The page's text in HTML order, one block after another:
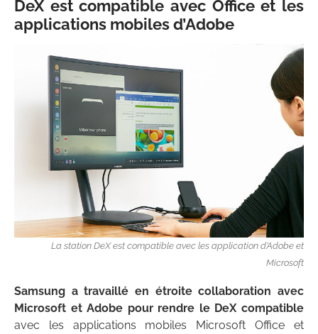
DeX est compatible avec Office et les
applications mobiles d’Adobe
La station DeX est compatible avec les application d’Adobe et
Microsoft
Samsung a travaillé en étroite collaboration avec
Microsoft et Adobe pour rendre le DeX compatible
avec les applications mobiles Microsoft Office et